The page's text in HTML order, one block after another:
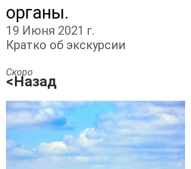
органы.
19 Июня 2021 г.
Кратко об экскурсии
Скоро
<Назад